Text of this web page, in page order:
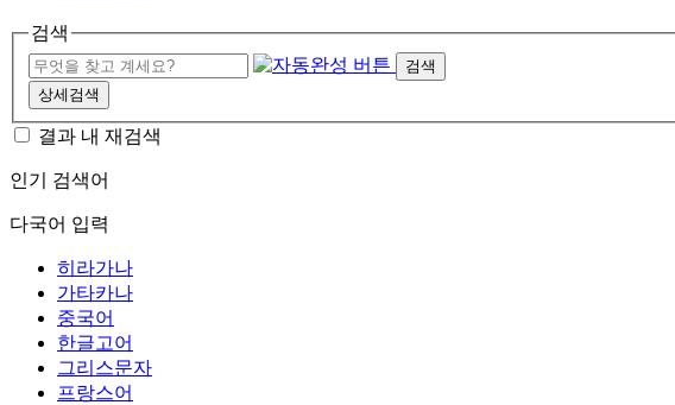
검색
검색
상세검색
결과 내 재검색
인기 검색어
다국어 입력
히라가나
가타카나
중국어
한글고어
그리스문자
프랑스어